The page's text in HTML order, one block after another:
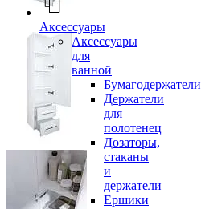
Аксессуары
Аксессуары
для
ванной
Бумагодержатели
Держатели
для
полотенец
Дозаторы,
стаканы
и
держатели
Ершики